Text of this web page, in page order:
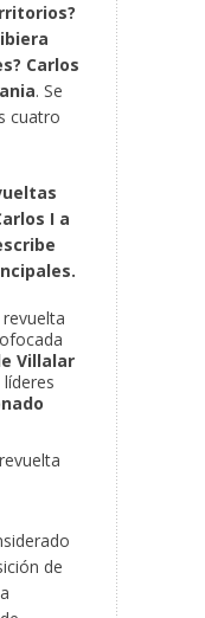
Carlos
. Se
cuatro
I a
Villalar
de